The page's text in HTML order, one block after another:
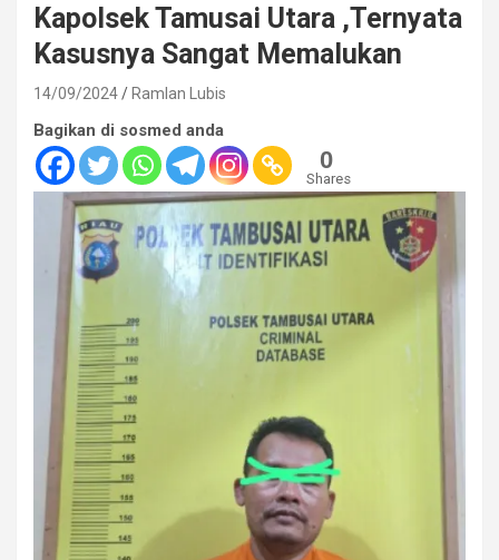
Kapolsek Tamusai Utara ,Ternyata
Kasusnya Sangat Memalukan
14/09/2024 Ramlan Lubis
Bagikan di sosmed anda
0
Shares